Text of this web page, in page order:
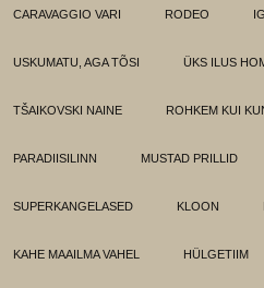
CARAVAGGIO VARI RODEO
USKUMATU, AGA TÕSI ÜKS ILUS
TŠAIKOVSKI NAINE ROHKEM KUI
PARADIISILINN MUSTAD PRILLID
SUPERKANGELASED KLOON
KAHE MAAILMA VAHEL HÜLGETIIM